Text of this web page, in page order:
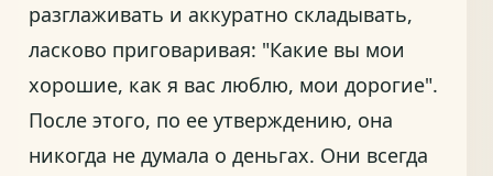
разглаживать и аккуратно складывать,
ласково приговаривая: "Какие вы мои
хорошие, как я вас люблю, мои дорогие".
После этого, по ее утверждению, она
никогда не думала о деньгах. Они всегда